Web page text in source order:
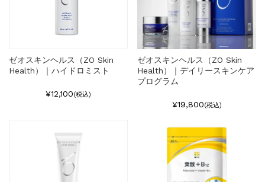
ゼオスキンヘルス（ZO Skin
Health）｜ハイドロミスト
¥12,100(税込)
ゼオスキンヘルス（ZO Skin
Health）｜デイリースキンケア
プログラム
¥19,800(税込)